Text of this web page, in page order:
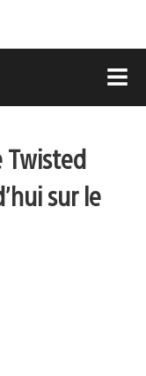
Twisted
sur le